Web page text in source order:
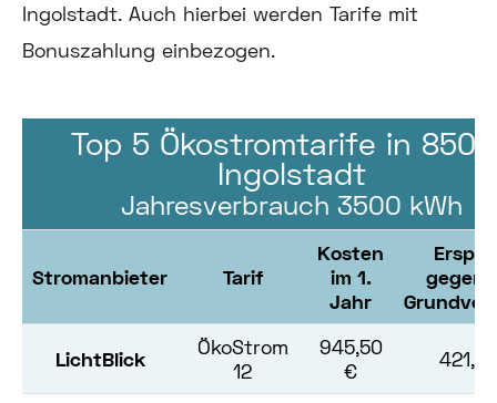
Ingolstadt. Auch hierbei werden Tarife mit
Bonuszahlung einbezogen.
Top 5 Ökostromtarife in
Ingolstadt
Jahresverbrauch 3500 kWh
Stromanbieter Tarif
Kosten
im 1.
Jahr
LichtBlick
ÖkoStrom
12
945,50
€